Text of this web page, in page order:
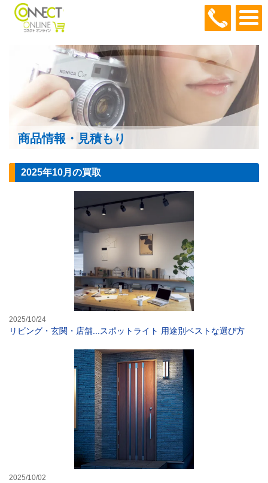
048-
商品情報・見積もり
2025年10月の買取
2025/10/24
リビング・玄関・店舗...スポットライト 用途別ベストな選び方
2025/10/02